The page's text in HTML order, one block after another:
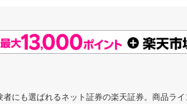
にも選ばれるネット証券の楽天証券。商品ラ